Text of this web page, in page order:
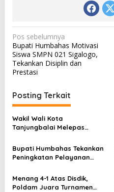
N
a
v
i
g
a
s
i
p
o
s
Pos sebelumnya
Bupati Humbahas Motivasi
Siswa SMPN 021 Sigalogo,
Tekankan Disiplin dan
Prestasi
Posting Terkait
Wakil Wali Kota
Tanjungbalai Melepas
Kontingen Pramuka
Tanjungbalai Ikuti Jamnas
XII di Cibubur
Bupati Humbahas Tekankan
Peningkatan Pelayanan
Utamakan Profesionalisme
dan Integritas
Menang 4-1 Atas Disdik,
Poldam Juara Turnamen